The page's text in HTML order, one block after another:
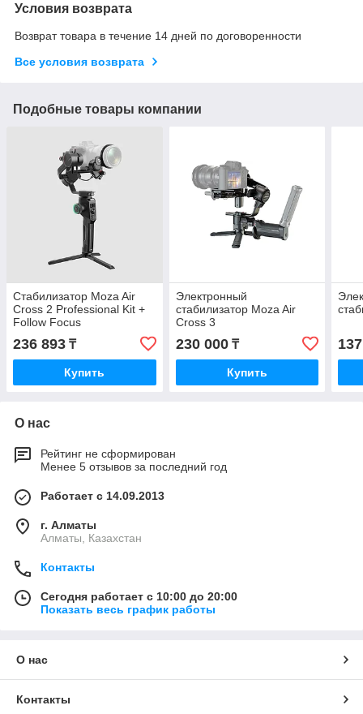
Условия возврата
Возврат товара в течение 14 дней по договоренности
Все условия возврата
Подобные товары компании
Стабилизатор Moza Air
Cross 2 Professional Kit +
Follow Focus
236 893 ₸
Купить
Электронный
стабилизатор Moza Air
Cross 3
230 000₸
Купить
О нас
Рейтинг не сформирован
Менее 5 отзывов за последний год
Работает с 14.09.2013
г. Алматы
Алматы, Казахстан
Контакты
Сегодня работает с 10:00 до 20:00
Показать весь график работы
О нас
Контакты